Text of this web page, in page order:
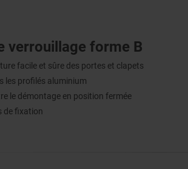
verrouillage forme B
facile et sûre des portes et clapets
les profilés aluminium
le démontage en position fermée
de fixation